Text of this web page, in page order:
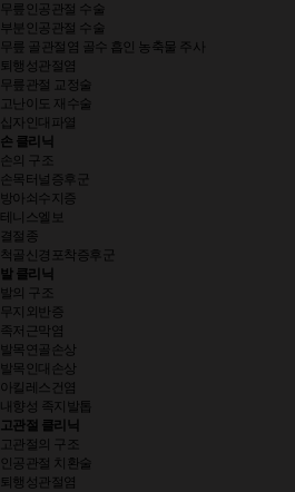
무릎인공관절 수술
부분인공관절 수술
무릎 골관절염 골수 흡인 농축물 주사
퇴행성관절염
무릎관절 교정술
고난이도 재수술
십자인대파열
손 클리닉
손의 구조
손목터널증후군
방아쇠수지증
테니스엘보
결절종
척골신경포착증후군
발 클리닉
발의 구조
무지외반증
족저근막염
발목연골손상
발목인대손상
아킬레스건염
내향성 족지발톱
고관절 클리닉
고관절의 구조
인공관절 치환술
퇴행성관절염